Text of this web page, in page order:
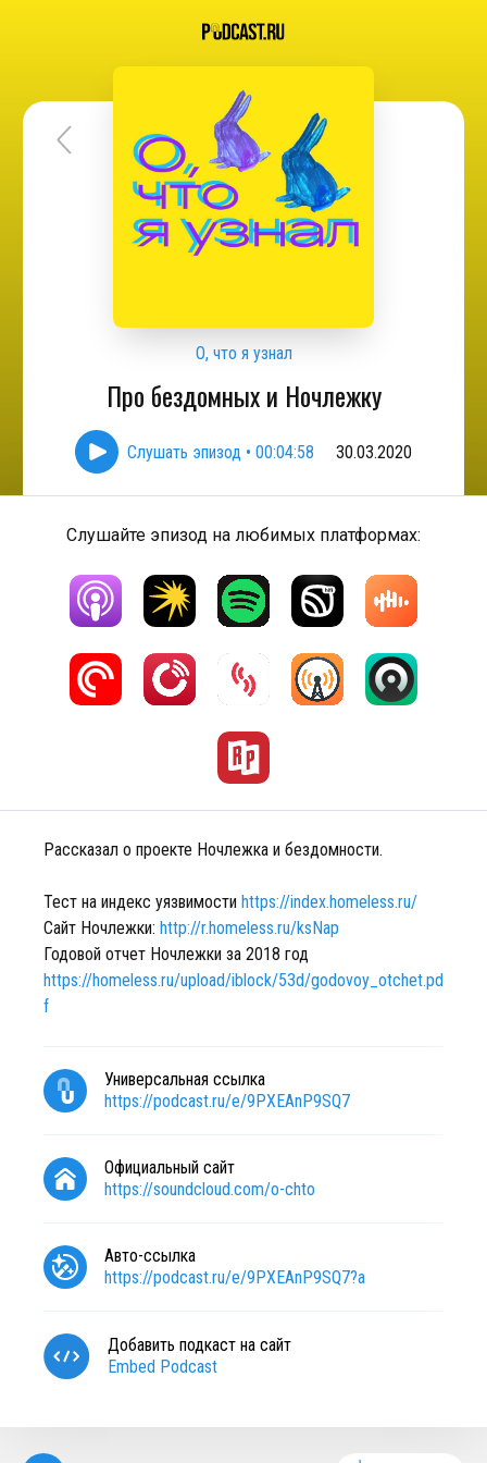
О, что я узнал
Про бездомных и Ночлежку
Слушать эпизод • 00:04:58 30.03.2020
Слушайте эпизод на любимых платформах:
Рассказал о проекте Ночлежка и бездомности.
Тест на индекс уязвимости https://index.homeless.ru/
Сайт Ночлежки: http://r.homeless.ru/ksNap
Годовой отчет Ночлежки за 2018 год
https://homeless.ru/upload/iblock/53d/godovoy_otchet.pd
f
Универсальная ссылка
https://podcast.ru/e/9PXEAnP9SQ7
Официальный сайт
https://soundcloud.com/o-chto
Авто-ссылка
https://podcast.ru/e/9PXEAnP9SQ7?a
Добавить подкаст на сайт
Embed Podcast